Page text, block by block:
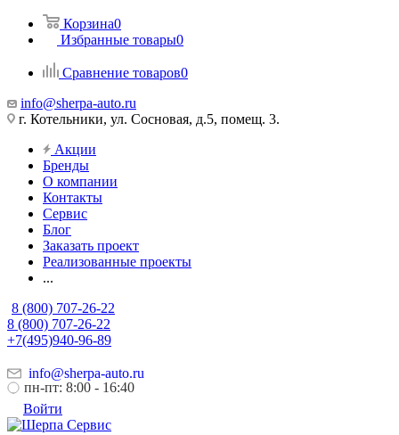
Корзина0
Избранные товары0
Сравнение товаров0
info@sherpa-auto.ru
г. Котельники, ул. Сосновая, д.5, помещ. 3.
Акции
Бренды
О компании
Контакты
Сервис
Блог
Заказать проект
Реализованные проекты
...
8 (800) 707-26-22
8 (800) 707-26-22
+7(495)940-96-89
info@sherpa-auto.ru
пн-пт: 8:00 - 16:40
Войти